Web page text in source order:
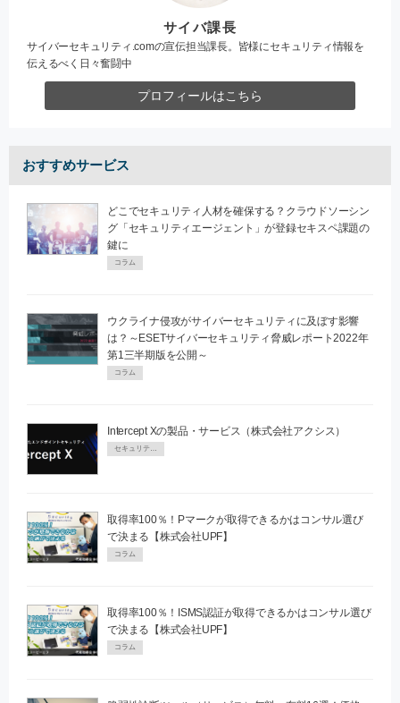
サイバ課長
サイバーセキュリティ.comの宣伝担当課長。皆様にセキュリティ情報を
伝えるべく日々奮闘中
プロフィールはこちら
おすすめサービス
どこでセキュリティ人材を確保する？クラウドソーシン
グ「セキュリティエージェント」が登録セキスペ課題の
鍵に
コラム
ウクライナ侵攻がサイバーセキュリティに及ぼす影響
は？～ESETサイバーセキュリティ脅威レポート2022年
第1三半期版を公開～
コラム
Intercept Xの製品・サービス（株式会社アクシス）
セキュリティPR
取得率100％！Pマークが取得できるかはコンサル選び
で決まる【株式会社UPF】
コラム
取得率100％！ISMS認証が取得できるかはコンサル選び
で決まる【株式会社UPF】
コラム